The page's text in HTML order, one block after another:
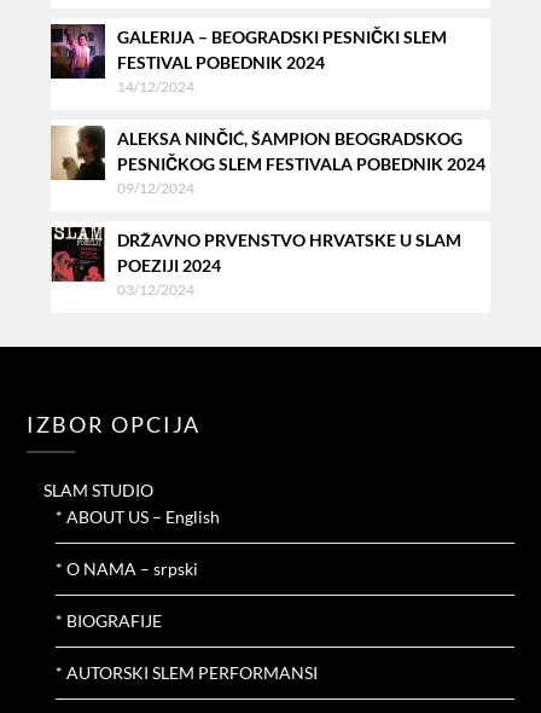
GALERIJA – BEOGRADSKI PESNIČKI SLEM
FESTIVAL POBEDNIK 2024
14/12/2024
ALEKSA NINČIĆ, ŠAMPION BEOGRADSKOG
PESNIČKOG SLEM FESTIVALA POBEDNIK 2024
09/12/2024
DRŽAVNO PRVENSTVO HRVATSKE U SLAM
POEZIJI 2024
03/12/2024
IZBOR OPCIJA
SLAM STUDIO
* ABOUT US – English
* O NAMA – srpski
* BIOGRAFIJE
* AUTORSKI SLEM PERFORMANSI